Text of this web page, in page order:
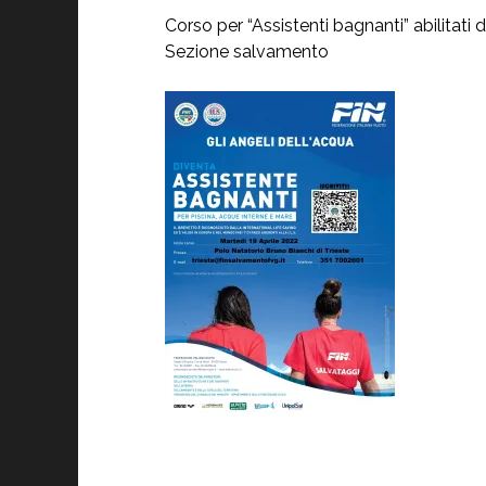
Corso per “Assistenti bagnanti” abilitati
Sezione salvamento